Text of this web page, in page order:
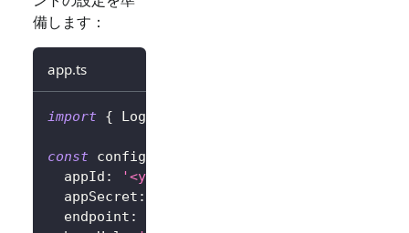
備します：
app.ts
import { LogtoExpressConfig
const config
  appId
: '<your-application-id>'
  appSecret
:
  endpoint
: